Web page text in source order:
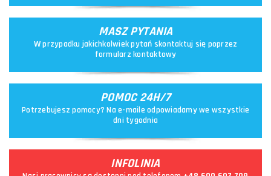
MASZ PYTANIA
W przypadku jakichkolwiek pytań skontaktuj się poprzez
formularz kontaktowy
POMOC 24H/7
Potrzebujesz pomocy? Na e-maile odpowiadamy we wszystkie
dni tygodnia
INFOLINIA